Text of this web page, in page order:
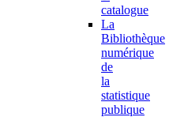
catalogue
La
Bibliothèque
numérique
de
la
statistique
publique